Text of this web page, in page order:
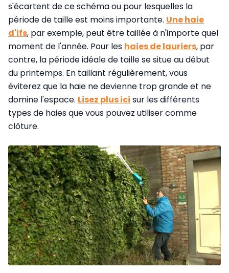
s'écartent de ce schéma ou pour lesquelles la
période de taille est moins importante. Une haie
d'ifs, par exemple, peut être taillée à n'importe quel
moment de l'année. Pour les haies de lauriers, par
contre, la période idéale de taille se situe au début
du printemps. En taillant régulièrement, vous
éviterez que la haie ne devienne trop grande et ne
domine l'espace. Lisez plus ici sur les différents
types de haies que vous pouvez utiliser comme
clôture.